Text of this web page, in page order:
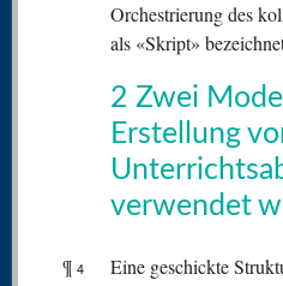
Orchestrierung des
als «Skript»
2 Zwei
Erstellung
verwendet
¶ 4
Eine geschickte